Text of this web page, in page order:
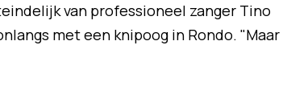
van professioneel zanger Tino
met een knipoog in Rondo. "Maar